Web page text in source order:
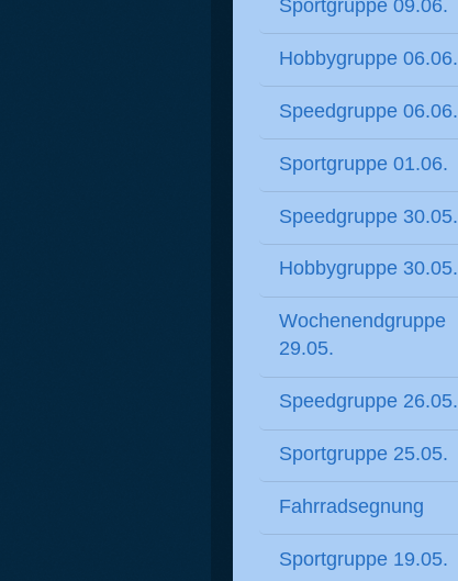
Sportgruppe 09.06.
Hobbygruppe 06.06.
Speedgruppe 06.06.
Sportgruppe 01.06.
Speedgruppe 30.05.
Hobbygruppe 30.05.
Wochenendgruppe
29.05.
Speedgruppe 26.05.
Sportgruppe 25.05.
Fahrradsegnung
Sportgruppe 19.05.